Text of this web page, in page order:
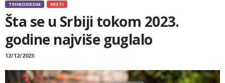
TEHNODROM VESTI
Šta se u Srbiji tokom 2023.
godine najviše guglalo
12/12/2023